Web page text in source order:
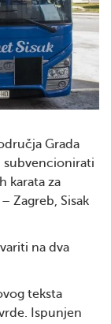
Grada
subvencionirati
karata za
Zagreb, Sisak
na dva
teksta
Ispunjen